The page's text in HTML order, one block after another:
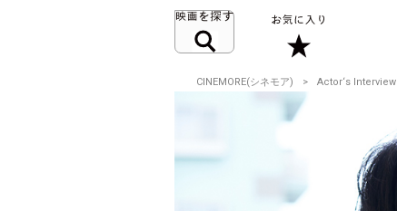
CINEMORE(シネモア) Actor‘s Interview